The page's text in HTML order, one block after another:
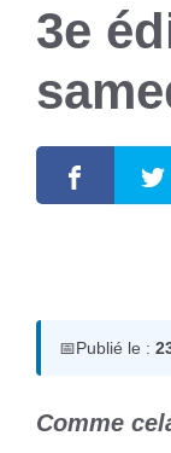
3e
📅Publié le :
Comme